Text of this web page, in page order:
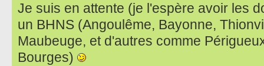
Je suis en attente (je l'espère avoir les
un BHNS (Angoulême, Bayonne,
Maubeuge, et d'autres comme
Bourges)